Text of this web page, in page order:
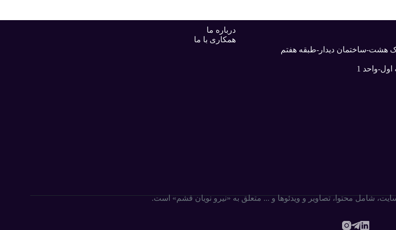
هشت-ساختمان دیدار-طبقه هفتم
واحد 1
درباره ما
همکاری با ما
شامل محتوا، تصاویر و ویدئوها و ... متعلق به «نیرو نویان قشم» است.